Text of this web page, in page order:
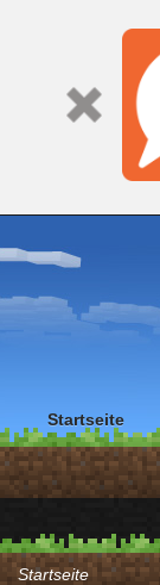
Startseite
Startseite